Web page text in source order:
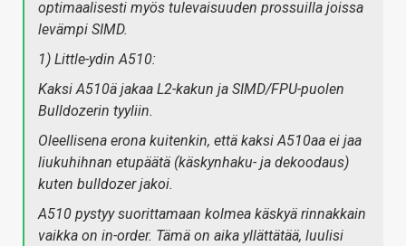
optimaalisesti myös tulevaisuuden prossuilla joissa
levämpi SIMD.
1) Little-ydin A510:
Kaksi A510ä jakaa L2-kakun ja SIMD/FPU-puolen
Bulldozerin tyyliin.
Oleellisena erona kuitenkin, että kaksi A510aa ei jaa
liukuhihnan etupäätä (käskynhaku- ja dekoodaus)
kuten bulldozer jakoi.
A510 pystyy suorittamaan kolmea käskyä rinnakkain
vaikka on in-order. Tämä on aika yllättätää, luulisi